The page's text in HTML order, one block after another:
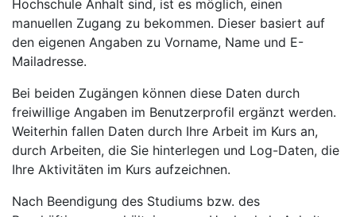
Hochschule Anhalt sind, ist es möglich, einen
manuellen Zugang zu bekommen. Dieser basiert auf
den eigenen Angaben zu Vorname, Name und E-
Mailadresse.
Bei beiden Zugängen können diese Daten durch
freiwillige Angaben im Benutzerprofil ergänzt werden.
Weiterhin fallen Daten durch Ihre Arbeit im Kurs an,
durch Arbeiten, die Sie hinterlegen und Log-Daten, die
Ihre Aktivitäten im Kurs aufzeichnen.
Nach Beendigung des Studiums bzw. des